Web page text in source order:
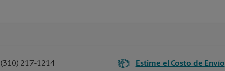
(310) 217-1214 Estime el Costo de Envío